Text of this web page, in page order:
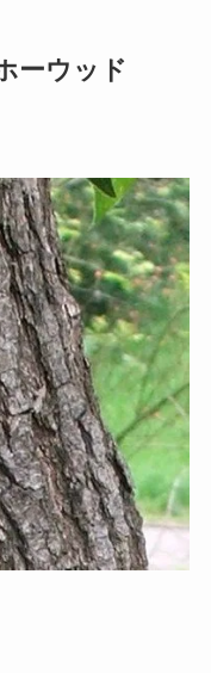
ーウッド